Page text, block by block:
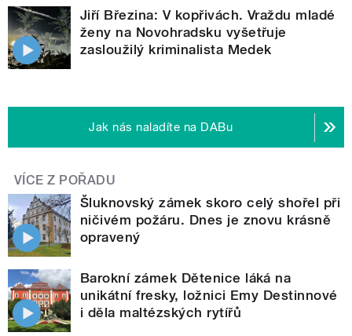
Jiří Březina: V kopřivách. Vraždu mladé
ženy na Novohradsku vyšetřuje
zasloužilý kriminalista Medek
Jak nás naladíte na DABu
VÍCE Z POŘADU
Šluknovský zámek skoro celý shořel při
ničivém požáru. Dnes je znovu krásně
opravený
Barokní zámek Dětenice láká na
unikátní fresky, ložnici Emy Destinnové
i děla maltézských rytířů